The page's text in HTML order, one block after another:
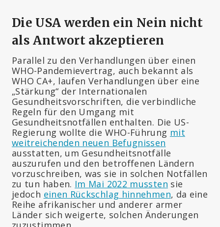
Die USA werden ein Nein nicht
als Antwort akzeptieren
Parallel zu den Verhandlungen über einen
WHO-Pandemievertrag, auch bekannt als
WHO CA+, laufen Verhandlungen über eine
„Stärkung“ der Internationalen
Gesundheitsvorschriften, die verbindliche
Regeln für den Umgang mit
Gesundheitsnotfällen enthalten. Die US-
Regierung wollte die WHO-Führung mit
weitreichenden neuen Befugnissen
ausstatten, um Gesundheitsnotfälle
auszurufen und den betroffenen Ländern
vorzuschreiben, was sie in solchen Notfällen
zu tun haben. Im Mai 2022 mussten sie
jedoch einen Rückschlag hinnehmen, da eine
Reihe afrikanischer und anderer armer
Länder sich weigerte, solchen Änderungen